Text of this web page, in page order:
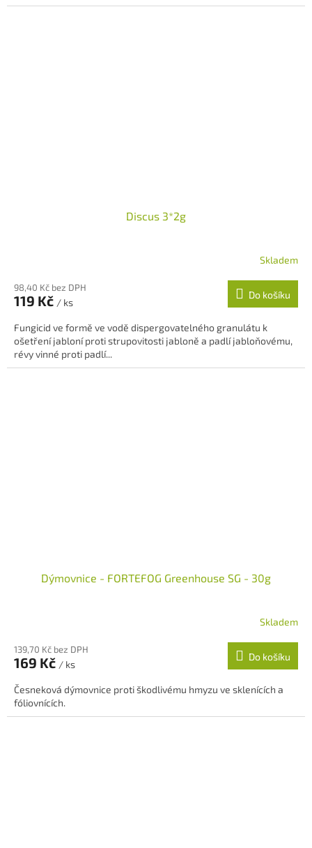
Discus 3*2g
produktu
je
z
5
hvězdiček.
Skladem
98,40 Kč bez DPH
119 Kč / ks
Do košíku
Fungicid ve formě ve vodě dispergovatelného granulátu k
ošetření jabloní proti strupovitosti jabloně a padlí jabloňovému,
révy vinné proti padlí...
Dýmovnice - FORTEFOG Greenhouse SG - 30g
produktu
je
z
5
hvězdiček.
Skladem
139,70 Kč bez DPH
169 Kč / ks
Do košíku
Česneková dýmovnice proti škodlivému hmyzu ve sklenících a
fóliovnících.